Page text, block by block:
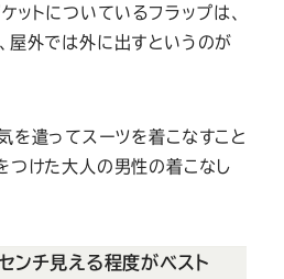
ットについているフラップは、
屋外では外に出すというのが
を遣ってスーツを着こなすこと
つけた大人の男性の着こなし
ンチ見える程度がベスト